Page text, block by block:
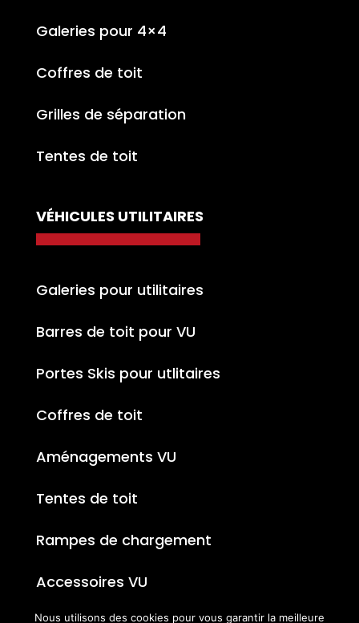
Galeries pour 4×4
Coffres de toit
Grilles de séparation
Tentes de toit
VÉHICULES UTILITAIRES
Galeries pour utilitaires
Barres de toit pour VU
Portes Skis pour utlitaires
Coffres de toit
Aménagements VU
Tentes de toit
Rampes de chargement
Accessoires VU
Nous utilisons des cookies pour vous garantir la meilleure